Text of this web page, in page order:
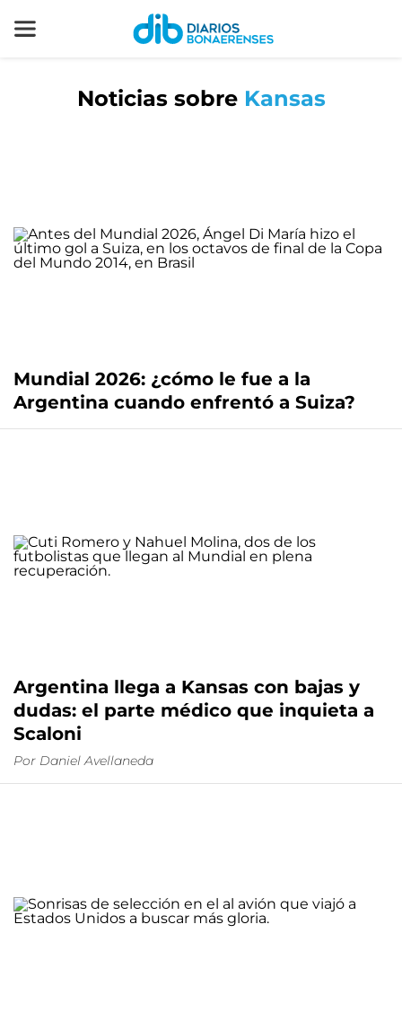
Noticias sobre Kansas
Mundial 2026: ¿cómo le fue a la
Argentina cuando enfrentó a Suiza?
Argentina llega a Kansas con bajas y
dudas: el parte médico que inquieta a
Scaloni
Por Daniel Avellaneda